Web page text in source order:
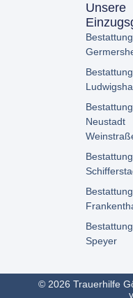
Unsere
Neustadt
Speyer
© 2026 Trauerhilfe